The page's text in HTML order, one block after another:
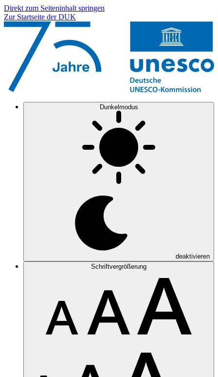
Direkt zum Seiteninhalt springen
Zur Startseite der DUK
Dunkelmodus
deaktivieren
Schriftvergrößerung